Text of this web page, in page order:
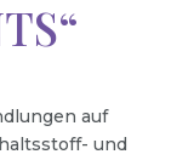
auf
und